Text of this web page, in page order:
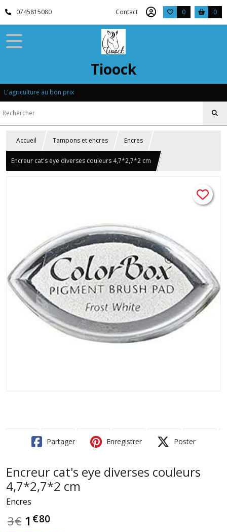
0745815080 Contact 0 0
Tioock
L'agriculture au bon prix
Accueil Tampons et encres Encres
Encreur cat's eye diverses couleurs 4,7*2,7*2 cm
Partager Enregistrer Poster
Encreur cat's eye diverses couleurs
4,7*2,7*2 cm
Encres
3€ 1 €80